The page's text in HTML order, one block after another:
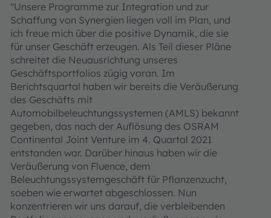
"Unsere Programme zur Integration und zur
Schaffung von Synergien liegen voll im Plan, und
ich freue mich über die positive Dynamik, die sie
für unser Geschäft erzeugen. Als Teil dieser Pläne
schreitet die Neuausrichtung unseres
Geschäftsportfolios zügig voran. Im
Berichtsquartal haben wir bereits die Veräußerung
des Geschäfts mit
Automobilbeleuchtungssystemen (AMLS) bekannt
gegeben, das nach der Auflösung des OSRAM
Continental Joint Venture im 4. Quartal 2021
entstanden war. Darüber hinaus haben wir die
Veräußerung von Fluence, dem
Beleuchtungssystemgeschäft für Pflanzenzucht,
soeben wie erwartet abgeschlossen. Nun
konzentrieren wir uns darauf, die verbleibenden